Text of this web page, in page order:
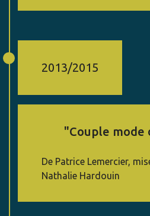
2013/2015
"Couple mode
De Patrice Lemercier,
Nathalie Hardouin